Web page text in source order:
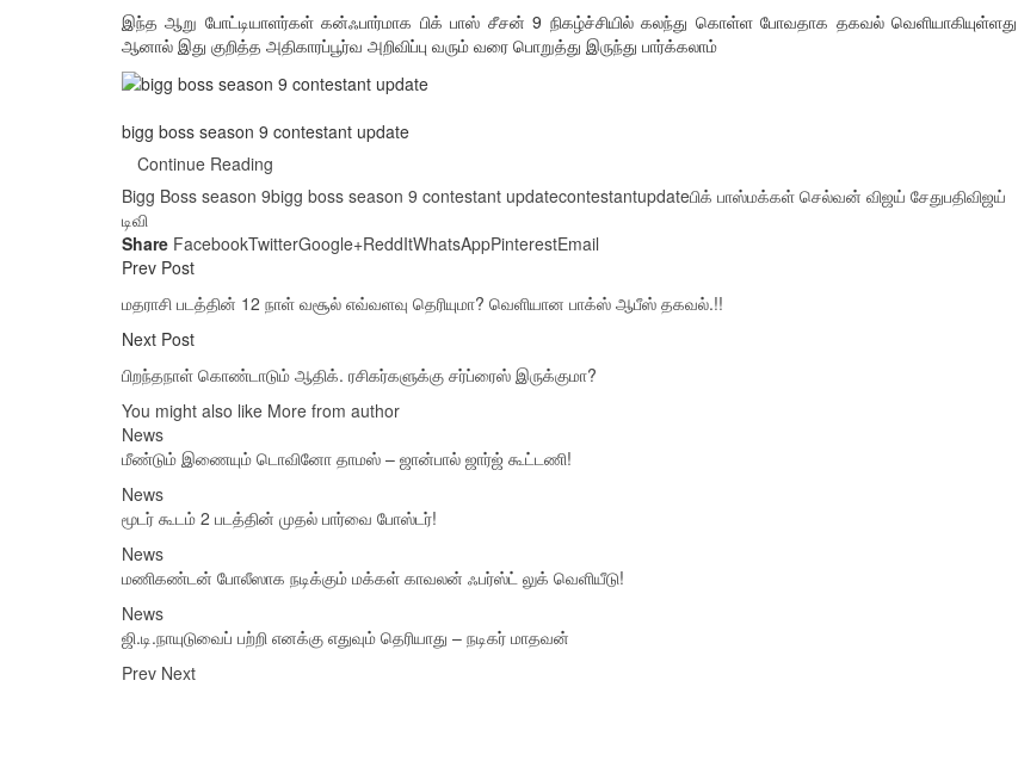
இந்த ஆறு போட்டியாளர்கள் கன்ஃபார்மாக பிக் பாஸ் சீசன் 9 நிகழ்ச்சியில் கலந்து கொள்ள போவதாக தகவல் வெளியாகியுள்ளது
ஆனால் இது குறித்த அதிகாரப்பூர்வ அறிவிப்பு வரும் வரை பொறுத்து இருந்து பார்க்கலாம்
bigg boss season 9 contestant update
Continue Reading
Bigg Boss season 9bigg boss season 9 contestant updatecontestantupdateபிக் பாஸ்மக்கள் செல்வன் விஜய் சேதுபதிவிஜய்
டிவி
Share FacebookTwitterGoogle+ReddItWhatsAppPinterestEmail
Prev Post
மதராசி படத்தின் 12 நாள் வசூல் எவ்வளவு தெரியுமா? வெளியான பாக்ஸ் ஆபீஸ் தகவல்.!!
Next Post
பிறந்தநாள் கொண்டாடும் ஆதிக். ரசிகர்களுக்கு சர்ப்ரைஸ் இருக்குமா?
You might also like More from author
News
மீண்டும் இணையும் டொவினோ தாமஸ் – ஜான்பால் ஜார்ஜ் கூட்டணி!
News
மூடர் கூடம் 2 படத்தின் முதல் பார்வை போஸ்டர்!
News
மணிகண்டன் போலீஸாக நடிக்கும் மக்கள் காவலன் ஃபர்ஸ்ட் லுக் வெளியீடு!
News
ஜி.டி.நாயுடுவைப் பற்றி எனக்கு எதுவும் தெரியாது – நடிகர் மாதவன்
Prev Next